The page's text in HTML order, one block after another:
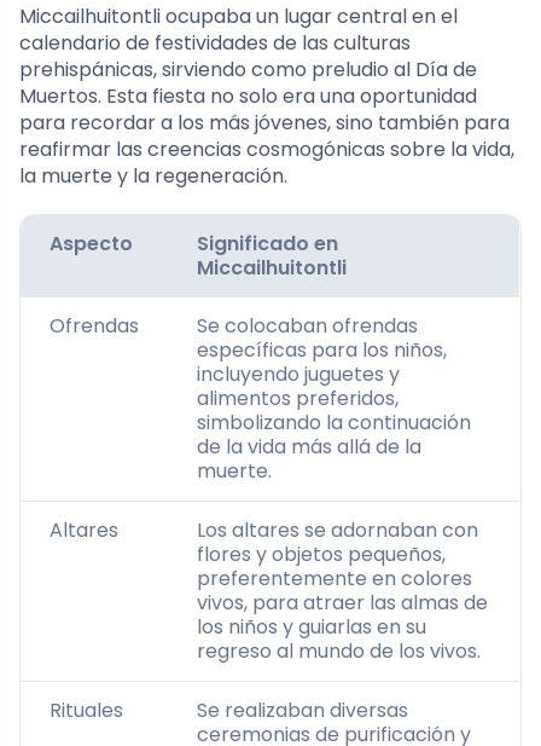
Miccailhuitontli ocupaba un lugar central en el
calendario de festividades de las culturas
prehispánicas, sirviendo como preludio al Día de
Muertos. Esta fiesta no solo era una oportunidad
para recordar a los más jóvenes, sino también para
reafirmar las creencias cosmogónicas sobre la vida,
la muerte y la regeneración.
Aspecto
Significado en
Miccailhuitontli
Ofrendas
Se colocaban ofrendas
específicas para los niños,
incluyendo juguetes y
alimentos preferidos,
simbolizando la continuación
de la vida más allá de la
muerte.
Altares
Los altares se adornaban con
flores y objetos pequeños,
preferentemente en colores
vivos, para atraer las almas de
los niños y guiarlas en su
regreso al mundo de los vivos.
Rituales
Se realizaban diversas
ceremonias de purificación y